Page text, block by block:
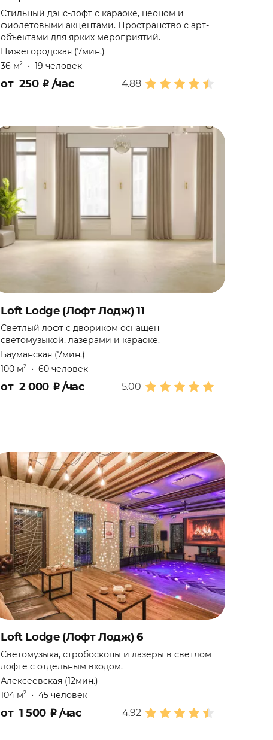
Стильный дэнс-лофт с караоке, неоном и
фиолетовыми акцентами. Пространство с арт-
объектами для ярких мероприятий.
Нижегородская (7мин.)
36 м2 •19 человек
4.88
от 250 ₽ /час
Loft Lodge (Лофт Лодж) 11
Светлый лофт с двориком оснащен
светомузыкой, лазерами и караоке.
Бауманская (7мин.)
100 м2 •60 человек
5.00
от 2 000 ₽/час
Loft Lodge (Лофт Лодж) 6
Светомузыка, стробоскопы и лазеры в светлом
лофте с отдельным входом.
Алексеевская (12мин.)
104 м2 •45 человек
4.92
от 1 500 ₽/час